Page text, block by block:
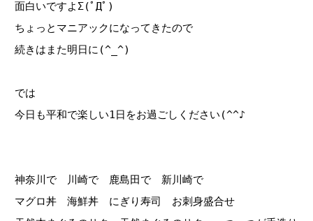
面白いですよΣ(ﾟДﾟ)
ちょっとマニアックになってきたので
続きはまた明日に(^_^)
では
今日も平和で楽しい1日をお過ごしください(^^♪
神奈川で 川崎で 鹿島田で 新川崎で
マグロ丼 海鮮丼 にぎり寿司 お刺身盛合せ